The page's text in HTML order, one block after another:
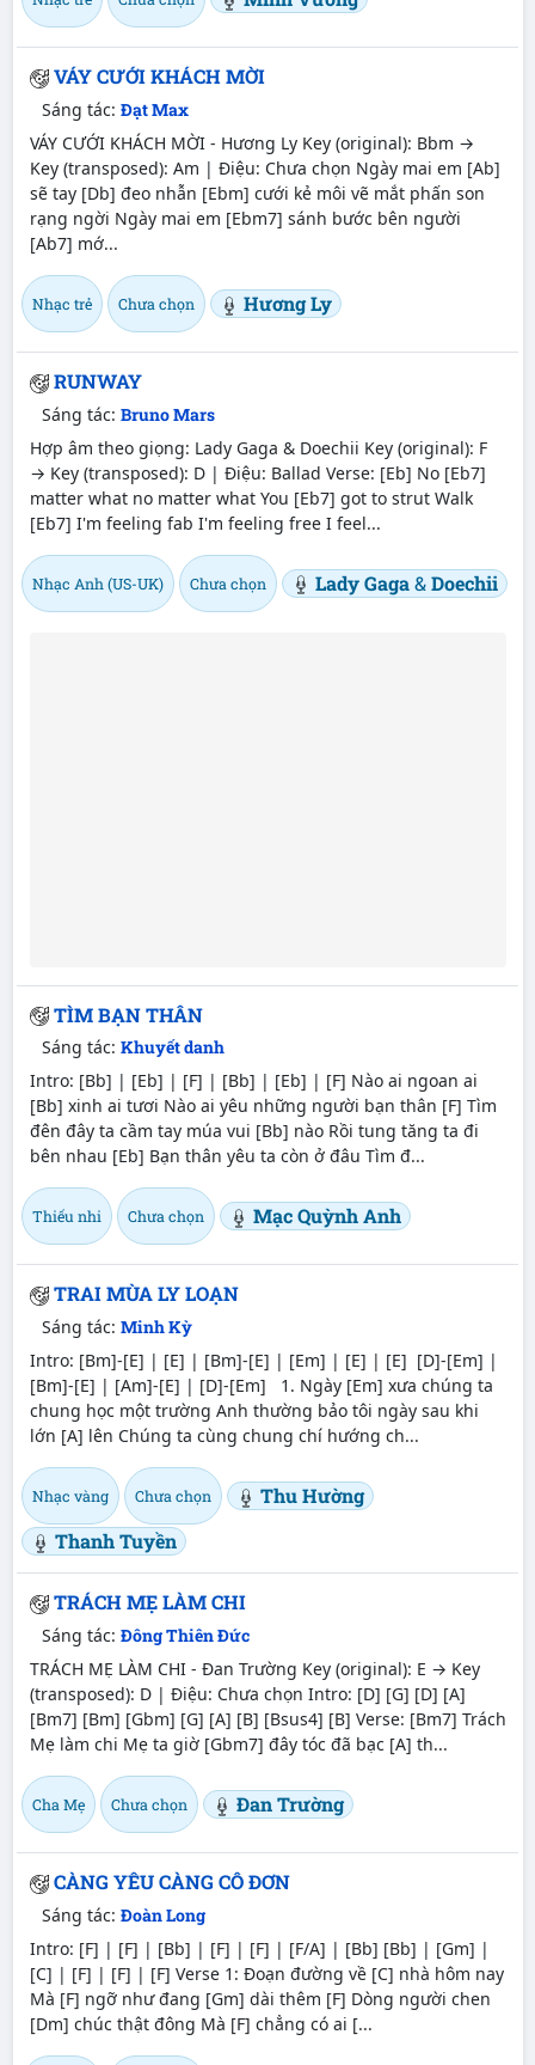
VÁY CƯỚI KHÁCH MỜI
Sáng tác: Đạt Max
VÁY CƯỚI KHÁCH MỜI - Hương Ly Key (original): Bbm →
Key (transposed): Am | Điệu: Chưa chọn Ngày mai em [Ab]
sẽ tay [Db] đeo nhẫn [Ebm] cưới kẻ môi vẽ mắt phấn son
rạng ngời Ngày mai em [Ebm7] sánh bước bên người
[Ab7] mớ...
Nhạc trẻ Chưa chọn Hương Ly
RUNWAY
Sáng tác: Bruno Mars
Hợp âm theo giọng: Lady Gaga & Doechii Key (original): F
→ Key (transposed): D | Điệu: Ballad Verse: [Eb] No [Eb7]
matter what no matter what You [Eb7] got to strut Walk
[Eb7] I'm feeling fab I'm feeling free I feel...
Nhạc Anh (US-UK) Chưa chọn Lady Gaga&Doechii
TÌM BẠN THÂN
Sáng tác: Khuyết danh
Intro: [Bb] | [Eb] | [F] | [Bb] | [Eb] | [F] Nào ai ngoan ai
[Bb] xinh ai tươi Nào ai yêu những người bạn thân [F] Tìm
đên đây ta cầm tay múa vui [Bb] nào Rồi tung tăng ta đi
bên nhau [Eb] Bạn thân yêu ta còn ở đâu Tìm đ...
Thiếu nhi Chưa chọn Mạc Quỳnh Anh
TRAI MÙA LY LOẠN
Sáng tác: Minh Kỳ
Intro: [Bm]-[E] | [E] | [Bm]-[E] | [Em] | [E] | [E] [D]-[Em] |
[Bm]-[E] | [Am]-[E] | [D]-[Em] 1. Ngày [Em] xưa chúng ta
chung học một trường Anh thường bảo tôi ngày sau khi
lớn [A] lên Chúng ta cùng chung chí hướng ch...
Nhạc vàng Chưa chọn
Thu Hường
Thanh Tuyền
TRÁCH MẸ LÀM CHI
Sáng tác: Đông Thiên Đức
TRÁCH MẸ LÀM CHI - Đan Trường Key (original): E → Key
(transposed): D | Điệu: Chưa chọn Intro: [D] [G] [D] [A]
[Bm7] [Bm] [Gbm] [G] [A] [B] [Bsus4] [B] Verse: [Bm7] Trách
Mẹ làm chi Mẹ ta giờ [Gbm7] đây tóc đã bạc [A] th...
Cha Mẹ Chưa chọn Đan Trường
CÀNG YÊU CÀNG CÔ ĐƠN
Sáng tác: Đoàn Long
Intro: [F] | [F] | [Bb] | [F] | [F] | [F/A] | [Bb] [Bb] | [Gm] |
[C] | [F] | [F] | [F] Verse 1: Đoạn đường về [C] nhà hôm naу
Mà [F] ngỡ như đang [Gm] dài thêm [F] Dòng người chen
[Dm] chúc thật đông Mà [F] chẳng có ai [...